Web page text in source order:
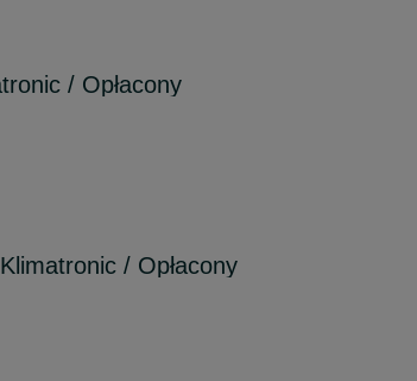
/ Opłacony
/ Opłacony